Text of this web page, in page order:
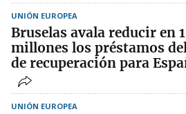
UNIÓN EUROPEA
Bruselas avala reducir en
millones los préstamos
de recuperación para
UNIÓN EUROPEA